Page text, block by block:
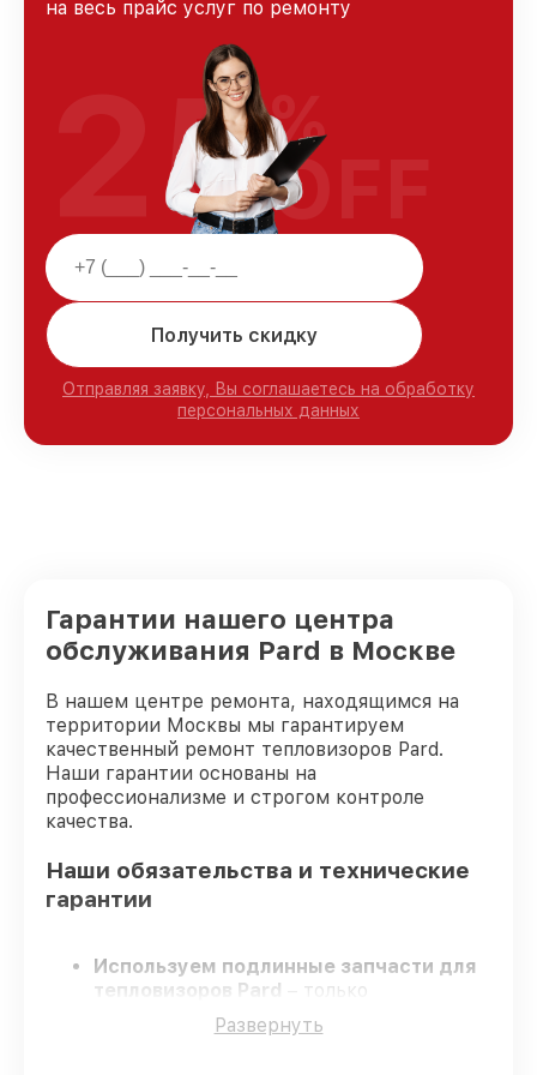
на весь прайс услуг по ремонту
Получить скидку
Отправляя заявку, Вы соглашаетесь на обработку
персональных данных
25%
OFF
Гарантии нашего центра
обслуживания Pard в Москве
В нашем центре ремонта, находящимся на
территории Москвы мы гарантируем
качественный ремонт тепловизоров Pard.
Наши гарантии основаны на
профессионализме и строгом контроле
качества.
Наши обязательства и технические
гарантии
Используем подлинные запчасти для
тепловизоров Pard
– только
качественные запчасти для вашей
Развернуть